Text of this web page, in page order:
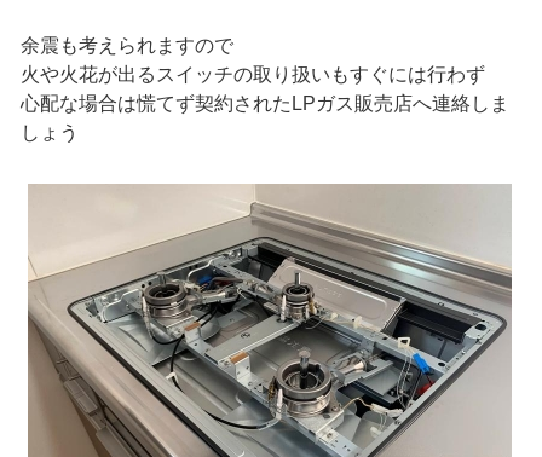
余震も考えられますので
火や火花が出るスイッチの取り扱いもすぐには行わず
心配な場合は慌てず契約されたLPガス販売店へ連絡しま
しょう